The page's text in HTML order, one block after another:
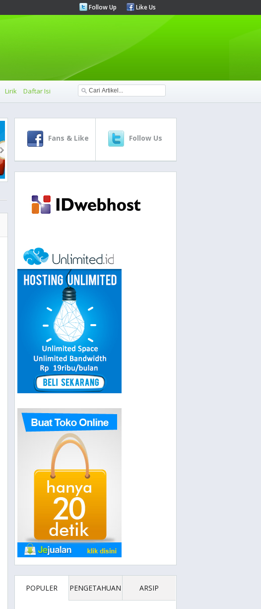
Follow Up Like Us
Lirik Daftar Isi
Fans & Like Follow Us
POPULER PENGETAHUAN ARSIP